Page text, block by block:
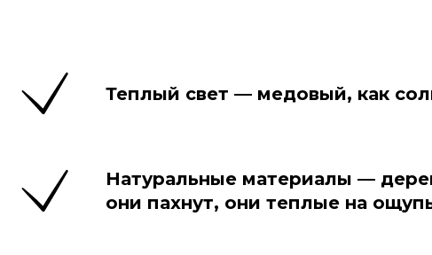
Теплый свет — медовый, как
Натуральные материалы —
они пахнут, они теплые на